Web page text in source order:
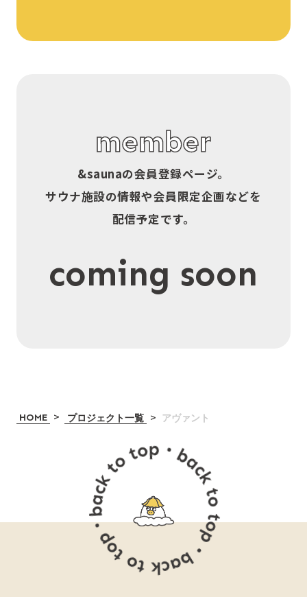
member
&saunaの会員登録ページ。
サウナ施設の情報や会員限定企画などを
配信予定です。
coming soon
HOME > プロジェクト一覧 > アヴァント